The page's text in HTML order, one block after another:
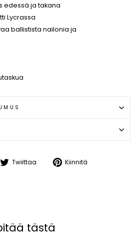
edessä ja takana
Lycrassa
ballistista nailonia ja
Twiittaa
TwiittaaKiinnitä
tästä